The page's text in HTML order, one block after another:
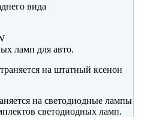
вида
ламп для авто.
на штатный ксенон
на светодиодные лампы
светодиодных ламп.